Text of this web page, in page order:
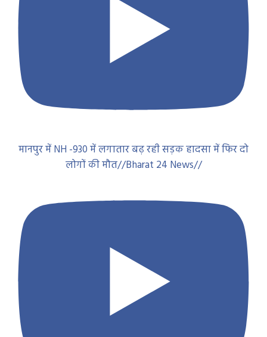
मानपुर में NH -930 में लगातार बढ़ रही सड़क हादसा में फिर दो
लोगों की मौत//Bharat 24 News//